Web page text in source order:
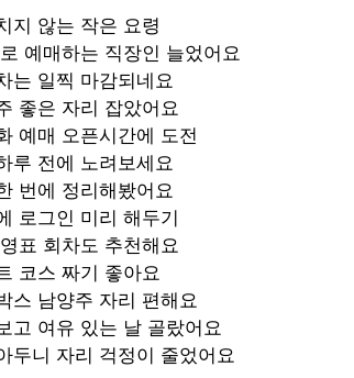
지 않는 작은 요령
예매하는 직장인 늘었어요
는 일찍 마감되네요
좋은 자리 잡았어요
예매 오픈시간에 도전
루 전에 노려보세요
번에 정리해봤어요
로그인 미리 해두기
표 회차도 추천해요
코스 짜기 좋아요
스 남양주 자리 편해요
고 여유 있는 날 골랐어요
두니 자리 걱정이 줄었어요